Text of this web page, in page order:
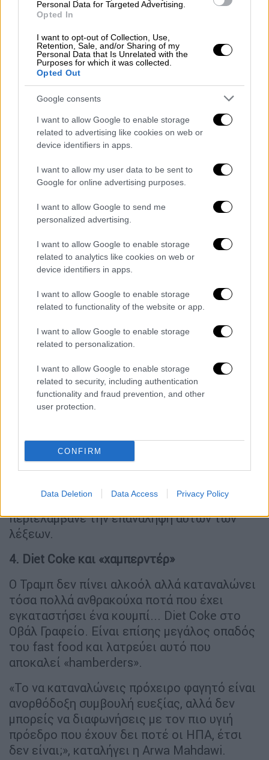
Personal Data for Targeted Advertising.
Opted In
I want to opt-out of Collection, Use,
Retention, Sale, and/or Sharing of my
Personal Data that Is Unrelated with the
Purposes for which it was collected.
Opted Out
Google consents
I want to allow Google to enable storage
related to advertising like cookies on web or
device identifiers in apps.
I want to allow my user data to be sent to
Google for online advertising purposes.
I want to allow Google to send me
personalized advertising.
I want to allow Google to enable storage
related to analytics like cookies on web or
device identifiers in apps.
I want to allow Google to enable storage
related to functionality of the website or app.
I want to allow Google to enable storage
related to personalization.
I want to allow Google to enable storage
related to security, including authentication
functionality and fraud prevention, and other
user protection.
CONFIRM
Data Deletion Data Access Privacy Policy
θεωρεί την άσκηση... λάθος, καθώς ο
άνθρωπος, όπως μια μπαταρία (;), γεννιέται
με συγκεκριμένη ποσότητα ενέργειας.
«Ακούγεται τρελό, το ξέρω. Αλλά κοιτάξτε
την ταχύτητα με την οποία ο Τραμπ διαλύει
τη δημοκρατία! Ίσως έχει κάτι στο μυαλό
του», σχολιάζει η Arwa Mahdawi στον
Guardian .
2. Κοιμηθείτε όσο το δυνατόν λιγότερο
«Μην κοιμάστε περισσότερο από όσο
πρέπει», συμβούλευε ο Τραμπ σε ένα βιβλίο
ώρες τη νύχτα». Το επανέλαβε και στην
προεκλογική του εκστρατεία το 2015. «Δεν
μετά στριφογυρίζω». Για τους
περισσότερους ανθρώπους, το άγχος και το
εξασθενημένο ανοσοποιητικό σύστημα
έχουν ως κύρια αιτία τη χρόνια στέρηση
διαφορετικά για τον Ντόναλντ, σχολιάζει η
Arwa Mahdawi.
3. Επαναλάβετε μετά από μένα: άτομο,
«Είπαν ότι κανείς δεν τα καταφέρνει με τη
σειρά - στην πραγματικότητα δεν είναι και
τόσο εύκολο», δήλωσε ο Τραμπ αφού πέρασε
ένα γνωστικό τεστ το 2020 που
περιελάμβανε την επανάληψη αυτών των
λέξεων.
4. Diet Coke και «χαμπερντέρ»
Ο Τραμπ δεν πίνει αλκοόλ αλλά καταναλώνει
τόσα πολλά ανθρακούχα ποτά που έχει
εγκαταστήσει ένα κουμπί... Diet Coke στο
Οβάλ Γραφείο. Είναι επίσης μεγάλος οπαδός
του fast food και λατρεύει αυτό που
αποκαλεί «hamberders».
«Το να καταναλώνεις πρόχειρο φαγητό είναι
ανορθόδοξη συμβουλή ευεξίας, αλλά δεν
μπορείς να διαφωνήσεις με τον πιο υγιή
πρόεδρο που έχουν δει ποτέ οι ΗΠΑ, έτσι
δεν είναι;», καταλήγει η Arwa Mahdawi.